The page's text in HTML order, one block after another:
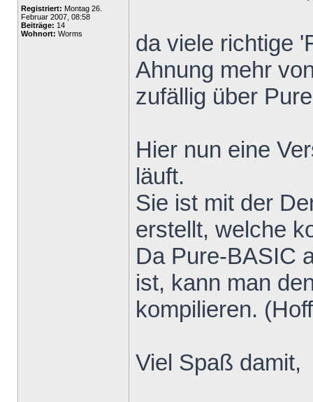
Registriert: Montag 26.
Februar 2007, 08:58
Beiträge: 14
Wohnort: Worms
da viele richtige
Ahnung mehr
zufällig über
Hier nun eine
läuft.
Sie ist mit der
erstellt, welche
Da Pure-BASIC
ist, kann man
kompilieren.
Viel Spaß damit,